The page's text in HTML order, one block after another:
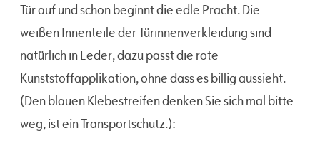
Tür auf und schon beginnt die edle Pracht. Die
weißen Innenteile der Türinnenverkleidung sind
natürlich in Leder, dazu passt die rote
Kunststoffapplikation, ohne dass es billig aussieht.
(Den blauen Klebestreifen denken Sie sich mal bitte
weg, ist ein Transportschutz.):